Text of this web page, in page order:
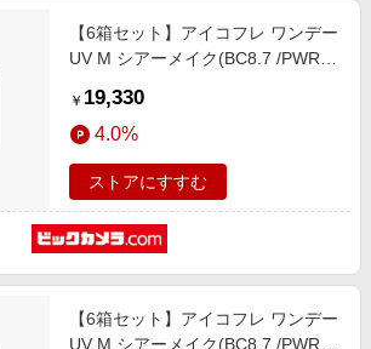
【6箱セット】アイコフレ ワンデー
UV M シアーメイク(BC8.7 /PWR-
￥ 19,330
4.0%
ストアにすすむ
【6箱セット】アイコフレ ワンデー
UV M シアーメイク(BC8.7 /PWR-